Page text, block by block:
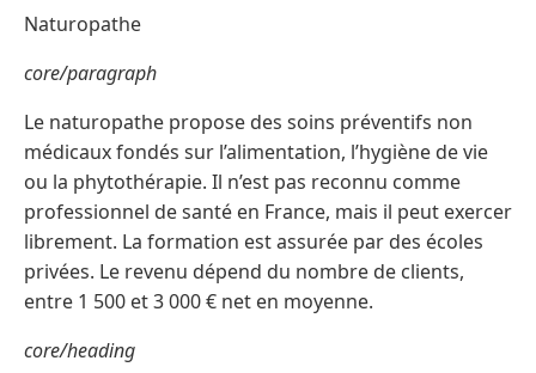
Naturopathe
core/paragraph
Le naturopathe propose des soins préventifs non
médicaux fondés sur l’alimentation, l’hygiène de vie
ou la phytothérapie. Il n’est pas reconnu comme
professionnel de santé en France, mais il peut exercer
librement. La formation est assurée par des écoles
privées. Le revenu dépend du nombre de clients,
entre 1 500 et 3 000 € net en moyenne.
core/heading